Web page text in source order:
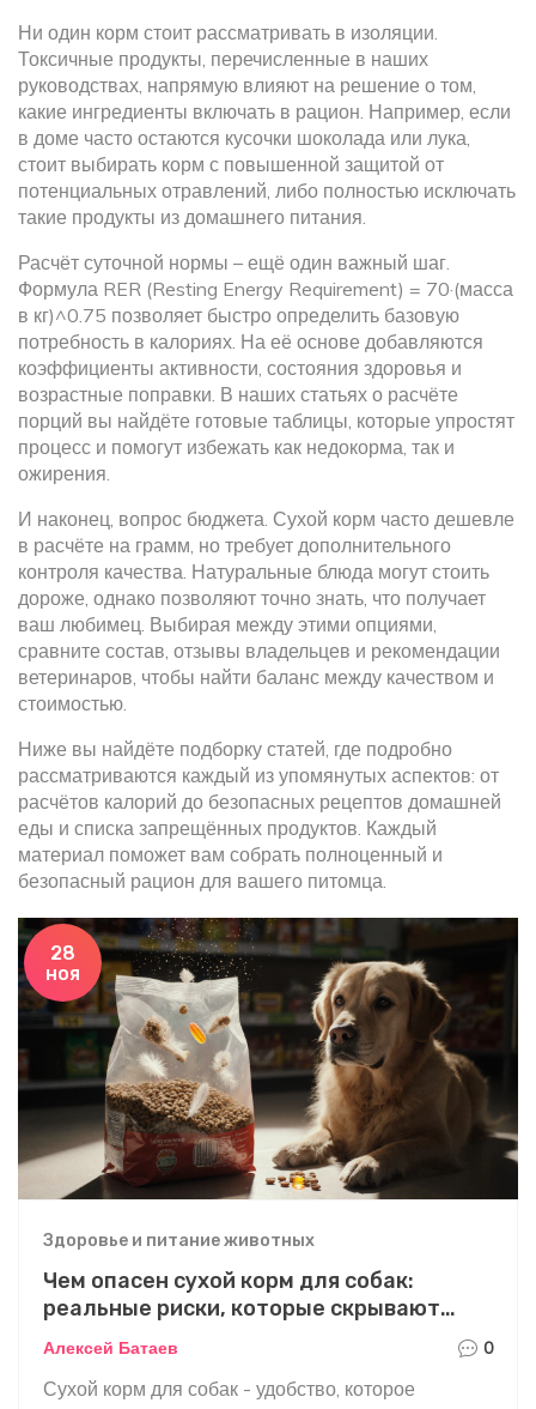
Ни один корм стоит рассматривать в изоляции.
Токсичные продукты, перечисленные в наших
руководствах, напрямую влияют на решение о том,
какие ингредиенты включать в рацион. Например, если
в доме часто остаются кусочки шоколада или лука,
стоит выбирать корм с повышенной защитой от
потенциальных отравлений, либо полностью исключать
такие продукты из домашнего питания.
Расчёт суточной нормы – ещё один важный шаг.
Формула RER (Resting Energy Requirement) = 70·(масса
в кг)^0.75 позволяет быстро определить базовую
потребность в калориях. На её основе добавляются
коэффициенты активности, состояния здоровья и
возрастные поправки. В наших статьях о расчёте
порций вы найдёте готовые таблицы, которые упростят
процесс и помогут избежать как недокорма, так и
ожирения.
И наконец, вопрос бюджета. Сухой корм часто дешевле
в расчёте на грамм, но требует дополнительного
контроля качества. Натуральные блюда могут стоить
дороже, однако позволяют точно знать, что получает
ваш любимец. Выбирая между этими опциями,
сравните состав, отзывы владельцев и рекомендации
ветеринаров, чтобы найти баланс между качеством и
стоимостью.
Ниже вы найдёте подборку статей, где подробно
рассматриваются каждый из упомянутых аспектов: от
расчётов калорий до безопасных рецептов домашней
еды и списка запрещённых продуктов. Каждый
материал поможет вам собрать полноценный и
безопасный рацион для вашего питомца.
28
ноя
Здоровье и питание животных
Чем опасен сухой корм для собак:
реальные риски, которые скрывают
производители
Алексей Батаев 0
Сухой корм для собак - удобство, которое